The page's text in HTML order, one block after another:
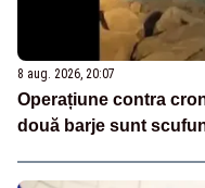
8 aug. 2026, 20:07
Operațiune contra
două barje sunt